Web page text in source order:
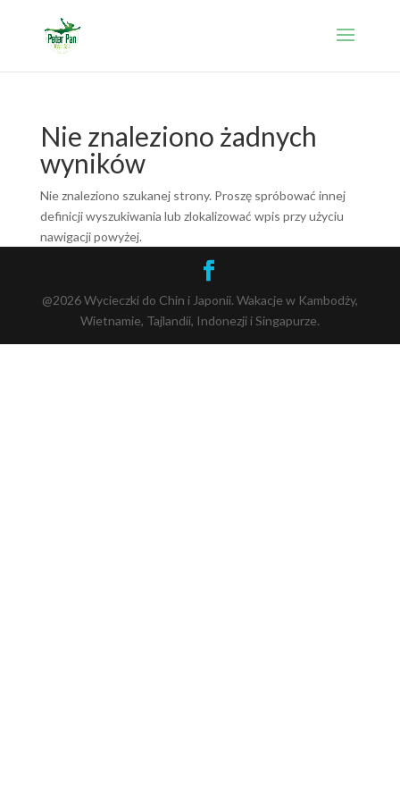
Nie znaleziono żadnych
wyników
Nie znaleziono szukanej strony. Proszę spróbować innej
definicji wyszukiwania lub zlokalizować wpis przy użyciu
nawigacji powyżej.
@2026 Wycieczki do Chin i Japonii. Wakacje w Kambodży,
Wietnamie, Tajlandii, Indonezji i Singapurze.